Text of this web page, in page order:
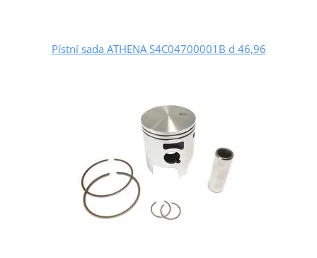
Pístní sada ATHENA S4C04700001B d 46,96